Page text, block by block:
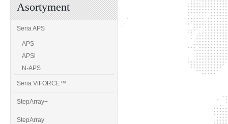
Asortyment
Seria APS
APS
APSi
N-APS
Seria ViFORCE™
StepArray+
StepArray